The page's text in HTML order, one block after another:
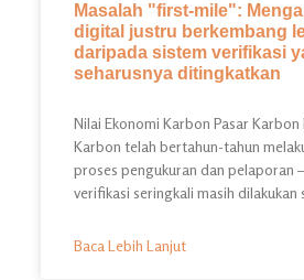
Masalah "first-mile":
digital justru berkembang
daripada sistem verifikasi
seharusnya ditingkatkan
Nilai Ekonomi Karbon Pasar Karbon
Karbon telah bertahun-tahun
proses pengukuran dan pelaporan
verifikasi seringkali masih dilakukan
Baca Lebih Lanjut